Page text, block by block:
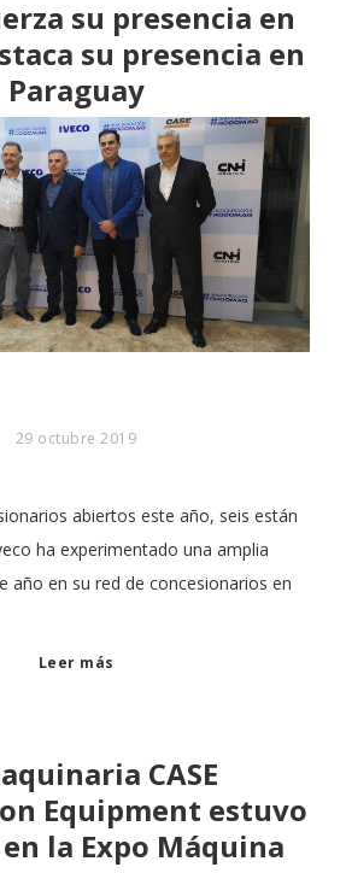
su presencia en
su presencia en
Paraguay
29 octubre 2019
abiertos este año, seis están
ha experimentado una amplia
año en su red de concesionarios en
Leer más
CASE
Equipment estuvo
la Expo Máquina